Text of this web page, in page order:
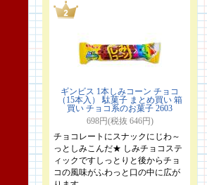
ギンビス 1本しみコーン チョコ
（15本入） 駄菓子 まとめ買い 箱
買い チョコ系のお菓子 2603
698円(税抜 646円)
チョコレートにスナックにじわ～
っとしみこんだ★ しみチョコステ
ィックですしっとりと後からチョ
コの風味がふわっと口の中に広が